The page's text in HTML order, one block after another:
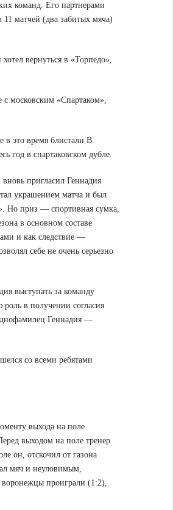
команд. Его партнерами
матчей (два забитых мяча)
вернуться в «Торпедо»,
московским «Спартаком»,
в это время блистали В.
год в спартаковском дубле.
пригласил Геннадия
украшением матча и был
Но приз — спортивная сумка,
в основном составе
и как следствие —
себе не очень серьезно
выступать за команду
в получении согласия
Геннадия —
со всеми ребятами
выхода на поле
выходом на поле тренер
он, отскочил от газона
мяч и неуловимым,
воронежцы проиграли (1:2),